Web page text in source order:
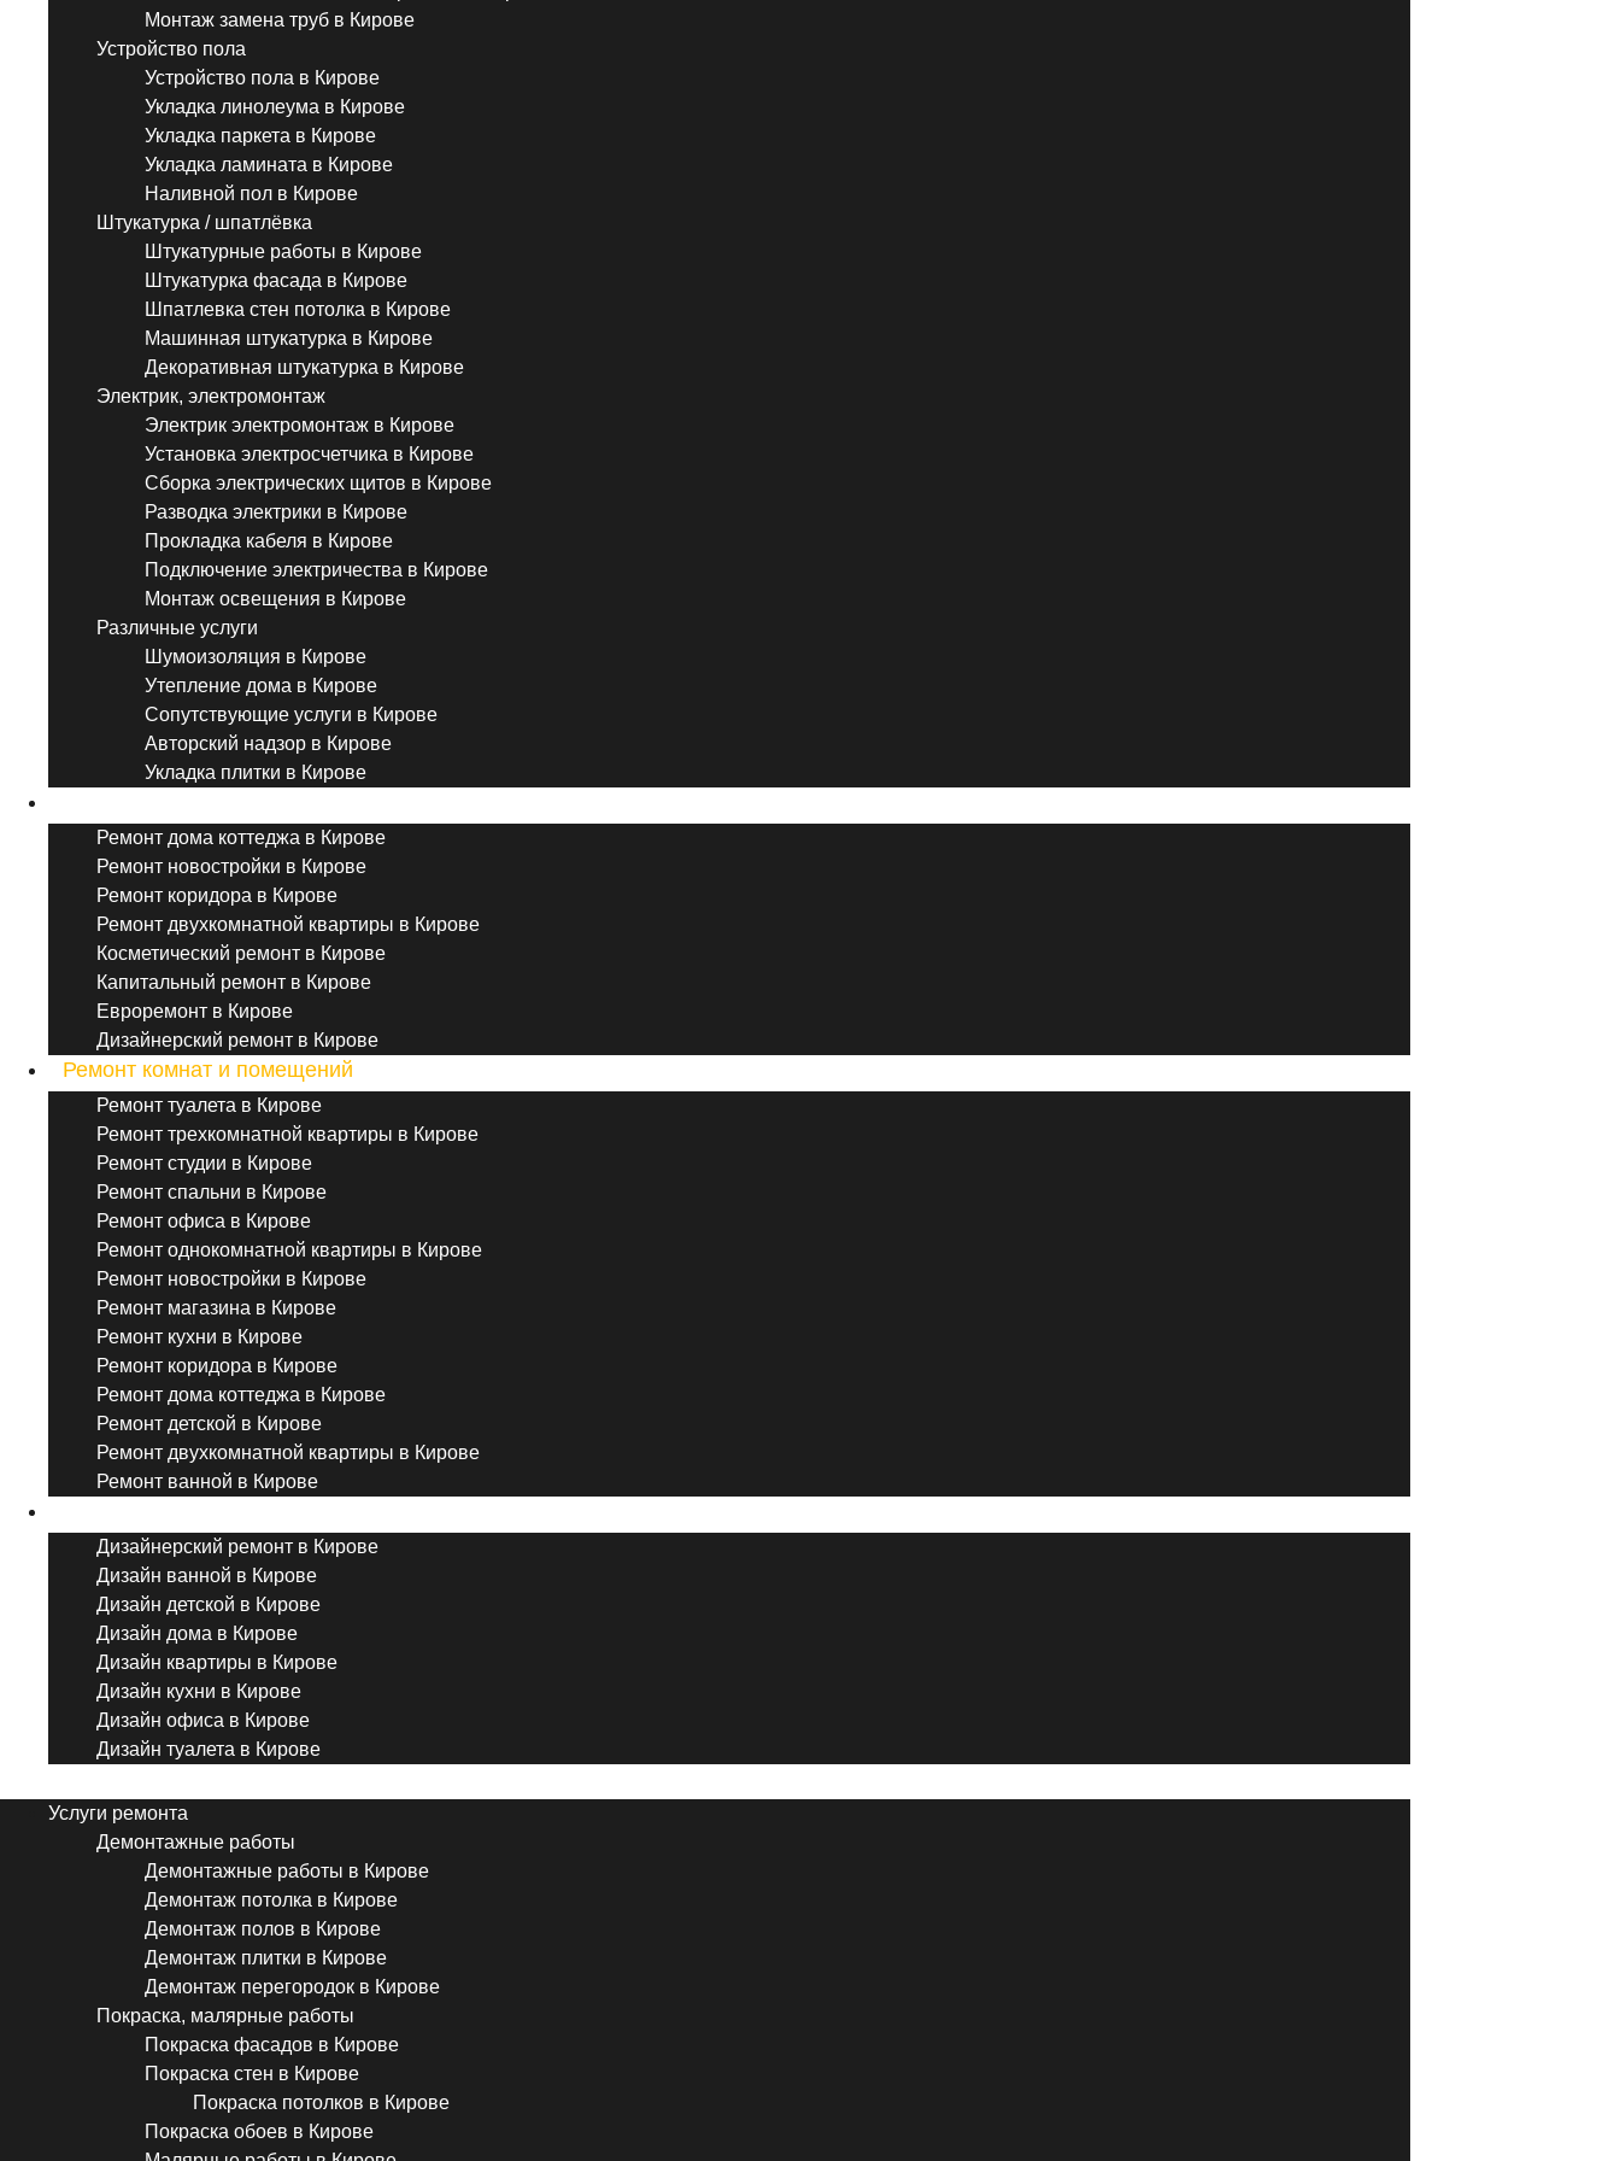
Монтаж замена труб в Кирове
Устройство пола
Устройство пола в Кирове
Укладка линолеума в Кирове
Укладка паркета в Кирове
Укладка ламината в Кирове
Наливной пол в Кирове
Штукатурка / шпатлёвка
Штукатурные работы в Кирове
Штукатурка фасада в Кирове
Шпатлевка стен потолка в Кирове
Машинная штукатурка в Кирове
Декоративная штукатурка в Кирове
Электрик, электромонтаж
Электрик электромонтаж в Кирове
Установка электросчетчика в Кирове
Сборка электрических щитов в Кирове
Разводка электрики в Кирове
Прокладка кабеля в Кирове
Подключение электричества в Кирове
Монтаж освещения в Кирове
Различные услуги
Шумоизоляция в Кирове
Утепление дома в Кирове
Сопутствующие услуги в Кирове
Авторский надзор в Кирове
Укладка плитки в Кирове
Ремонт дома коттеджа в Кирове
Ремонт новостройки в Кирове
Ремонт коридора в Кирове
Ремонт двухкомнатной квартиры в Кирове
Косметический ремонт в Кирове
Капитальный ремонт в Кирове
Евроремонт в Кирове
Дизайнерский ремонт в Кирове
Ремонт комнат и помещений
Ремонт туалета в Кирове
Ремонт трехкомнатной квартиры в Кирове
Ремонт студии в Кирове
Ремонт спальни в Кирове
Ремонт офиса в Кирове
Ремонт однокомнатной квартиры в Кирове
Ремонт новостройки в Кирове
Ремонт магазина в Кирове
Ремонт кухни в Кирове
Ремонт коридора в Кирове
Ремонт дома коттеджа в Кирове
Ремонт детской в Кирове
Ремонт двухкомнатной квартиры в Кирове
Ремонт ванной в Кирове
Дизайнерский ремонт в Кирове
Дизайн ванной в Кирове
Дизайн детской в Кирове
Дизайн дома в Кирове
Дизайн квартиры в Кирове
Дизайн кухни в Кирове
Дизайн офиса в Кирове
Дизайн туалета в Кирове
Услуги ремонта
Демонтажные работы
Демонтажные работы в Кирове
Демонтаж потолка в Кирове
Демонтаж полов в Кирове
Демонтаж плитки в Кирове
Демонтаж перегородок в Кирове
Покраска, малярные работы
Покраска фасадов в Кирове
Покраска стен в Кирове
Покраска потолков в Кирове
Покраска обоев в Кирове